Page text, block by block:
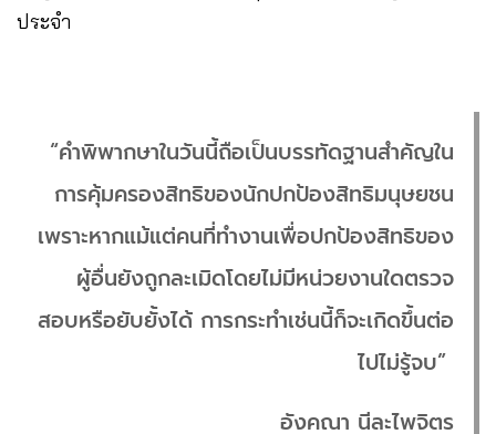
ประจำ
“คำพิพากษาในวันนี้ถือเป็นบรรทัดฐานสำคัญใน
การคุ้มครองสิทธิของนักปกป้องสิทธิมนุษยชน
เพราะหากแม้แต่คนที่ทำงานเพื่อปกป้องสิทธิของ
ผู้อื่นยังถูกละเมิดโดยไม่มีหน่วยงานใดตรวจ
สอบหรือยับยั้งได้ การกระทำเช่นนี้ก็จะเกิดขึ้นต่อ
ไปไม่รู้จบ”
อังคณา นีละไพจิตร